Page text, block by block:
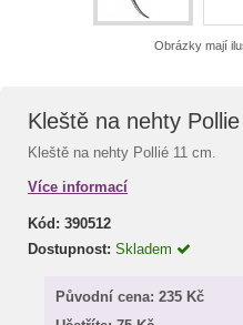
Obrázky mají
Kleště na nehty
Kleště na nehty Pollié 11 cm.
Více informací
Kód: 390512
Dostupnost: Skladem
Původní cena: 235 Kč